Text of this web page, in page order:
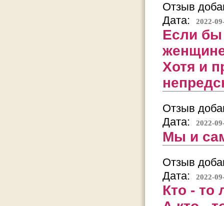
Отзыв
Дата:
2022-
Если бы
Хотя и
Отзыв
Дата:
2022-
Мы и
Отзыв
Дата:
2022-
Кто - то